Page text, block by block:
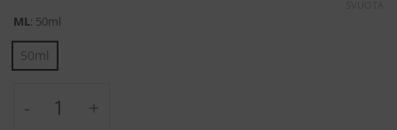
ML: 50ml
50ml
Ficus in Fabula - Lorenzo Pazzaglia quantità